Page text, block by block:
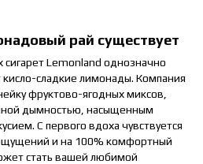
рай существует
Lemonland однозначно
сладкие лимонады. Компания
фруктово-ягодных миксов,
дымностью, насыщенным
С первого вдоха чувствуется
и на 100% комфортный
стать вашей любимой